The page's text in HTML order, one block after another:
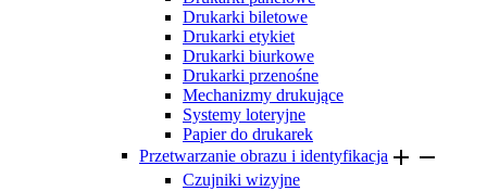
Drukarki biletowe
Drukarki etykiet
Drukarki biurkowe
Drukarki przenośne
Mechanizmy drukujące
Systemy loteryjne
Papier do drukarek
Przetwarzanie obrazu i identyfikacja  
Czujniki wizyjne